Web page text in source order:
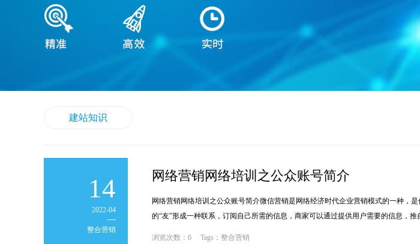
建站知识
14
2022-04
整合营销
网络营销网络培训之公众账号简介
网络营销网络培训之公众账号简介微信营销是网络经济时代企业营销模式的一种，
的“友”形成一种联系，订阅自己所需的信息，商家可以通过提供用户需要的信息
浏览次数：6 Tags：整合营销